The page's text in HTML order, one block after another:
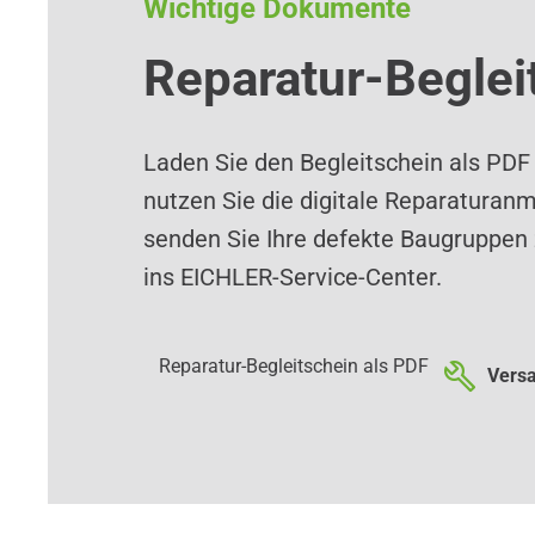
Wichtige Dokumente
Reparatur-
Laden Sie den Begleitschein als
nutzen Sie die digitale
senden Sie Ihre defekte
ins EICHLER-Service-Center.
Reparatur-Begleitschein als PDF